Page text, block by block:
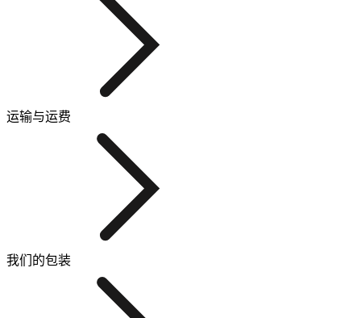
运输与运费
我们的包装